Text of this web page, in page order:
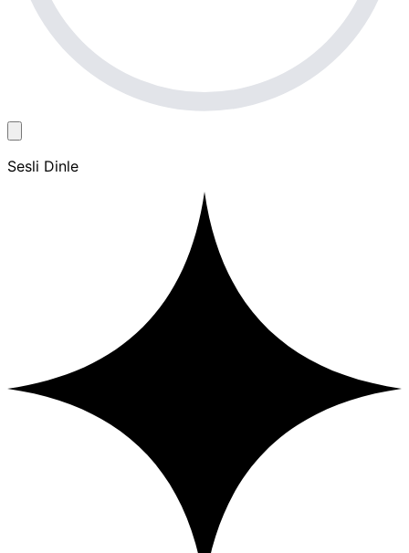
Sesli Dinle